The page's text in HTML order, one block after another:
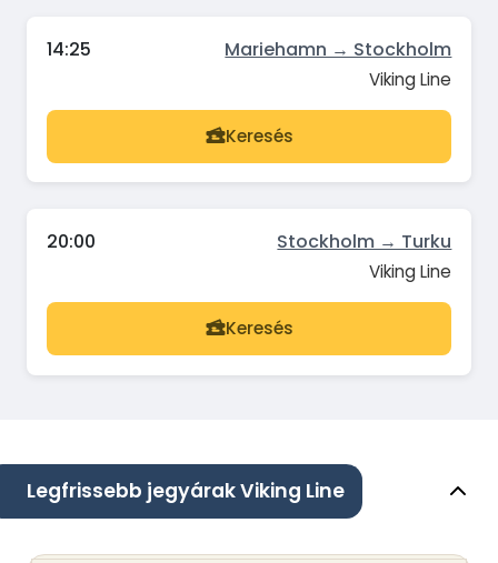
14:25 Mariehamn → Stockholm
Viking Line
Keresés
20:00 Stockholm → Turku
Viking Line
Keresés
Legfrissebb jegyárak Viking Line